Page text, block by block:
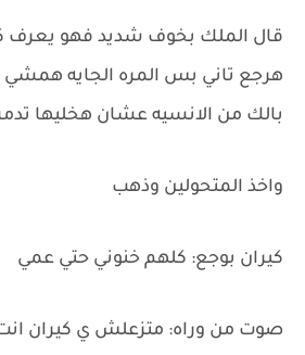
قال الملك بخوف شديد فهو يعرف
هرجع تاني بس المره الجايه همشي
بالك من الانسيه عشان هخليها
واخذ المتحولين وذهب
كيران بوجع: كلهم خنوني حتي عمي
صوت من وراه: متزعلش ي كيران انت